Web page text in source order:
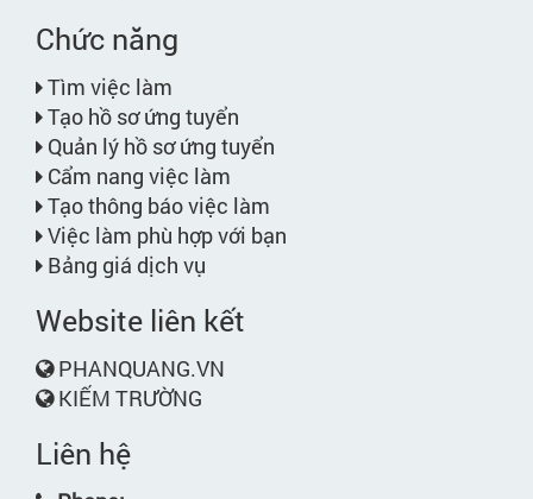
Chức năng
Tìm việc làm
Tạo hồ sơ ứng tuyển
Quản lý hồ sơ ứng tuyển
Cẩm nang việc làm
Tạo thông báo việc làm
Việc làm phù hợp với bạn
Bảng giá dịch vụ
Website liên kết
PHANQUANG.VN
KIẾM TRƯỜNG
Liên hệ